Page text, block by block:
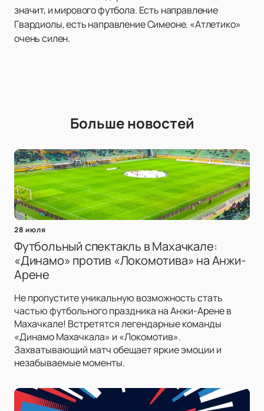
значит, и мирового футбола. Есть направление
Гвардиолы, есть направление Симеоне. «Атлетико»
очень силен.
Больше новостей
28 июля
Футбольный спектакль в Махачкале:
«Динамо» против «Локомотива» на Анжи-
Арене
Не пропустите уникальную возможность стать
частью футбольного праздника на Анжи-Арене в
Махачкале! Встретятся легендарные команды
«Динамо Махачкала» и «Локомотив».
Захватывающий матч обещает яркие эмоции и
незабываемые моменты.